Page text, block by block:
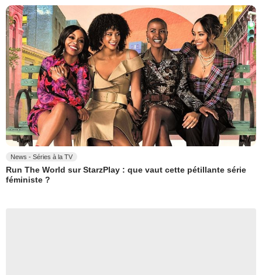
News - Séries à la TV
Run The World sur StarzPlay : que vaut cette pétillante série
féministe ?